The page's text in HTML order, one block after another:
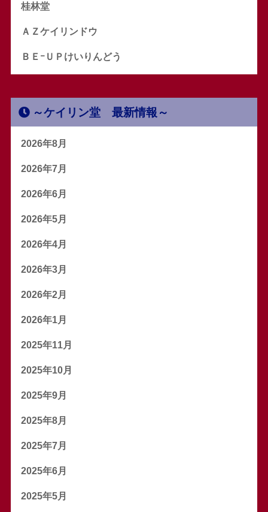
桂林堂
ＡＺケイリンドウ
ＢＥｰＵＰけいりんどう
～ケイリン堂 最新情報～
2026年8月
2026年7月
2026年6月
2026年5月
2026年4月
2026年3月
2026年2月
2026年1月
2025年11月
2025年10月
2025年9月
2025年8月
2025年7月
2025年6月
2025年5月